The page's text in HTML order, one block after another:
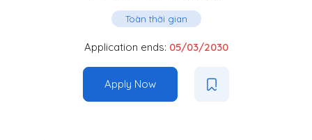
Toàn thời gian
Application ends: 05/03/2030
Apply Now